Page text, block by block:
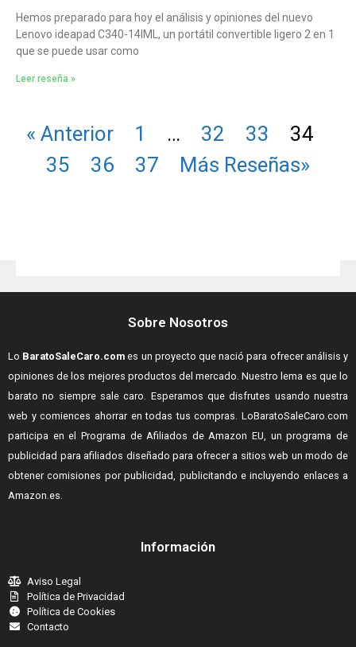
Hemos preparado para hoy el análisis y opiniones del nuevo
Lenovo ideapad C340-14IML, un portátil convertible ligero 2 en 1
que se puede usar como
Leer reseña »
« Anterior 1 … 32 33
34
35
36 37 Más Reseñas»
Sobre Nosotros
Lo BaratoSaleCaro.com es un proyecto que nació para ofrecer análisis y
opiniones de los mejores productos del mercado. Nuestro lema es que lo
barato no siempre sale caro. Esperamos que disfrutes usando nuestra
web y comiences ahorrar en todas tus compras. LoBaratoSaleCaro.com
participa en el Programa de Afiliados de Amazon EU, un programa de
publicidad para afiliados diseñado para ofrecer a sitios web un modo de
obtener comisiones por publicidad, publicitando e incluyendo enlaces a
Amazon.es.
Información
Aviso Legal
Política de Privacidad
Política de Cookies
Contacto